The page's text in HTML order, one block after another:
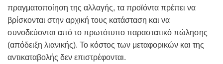
πραγματοποίηση της αλλαγής, τα προϊόντα πρέπει να
βρίσκονται στην αρχική τους κατάσταση και να
συνοδεύονται από το πρωτότυπο παραστατικό πώλησης
(απόδειξη λιανικής). To κόστος των μεταφορικών και της
αντικαταβολής δεν επιστρέφονται.